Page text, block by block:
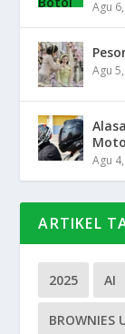
Agu
Agu
Agu
ARTIKEL
2025 AI
BROWNIES